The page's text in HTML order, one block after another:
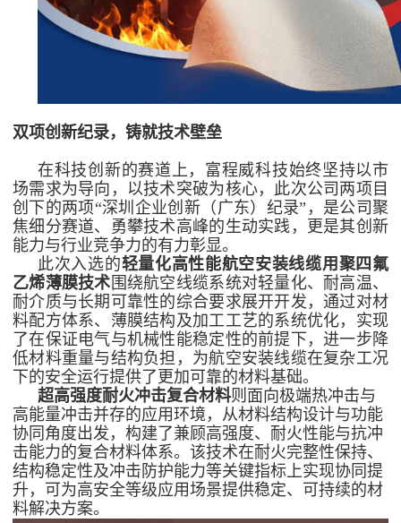
双项创新纪录，铸就技术壁垒
在科技创新的赛道上，富程威科技始终坚持以市
场需求为导向，以技术突破为核心，此次公司两项目
创下的两项“深圳企业创新（广东）纪录”，是公司聚
焦细分赛道、勇攀技术高峰的生动实践，更是其创新
能力与行业竞争力的有力彰显。
此次入选的轻量化高性能航空安装线缆用聚四氟
乙烯薄膜技术 围绕航空线缆系统对轻量化、耐高温、
耐介质与长期可靠性的综合要求展开开发，通过对材
料配方体系、薄膜结构及加工工艺的系统优化，实现
了在保证电气与机械性能稳定性的前提下，进一步降
低材料重量与结构负担，为航空安装线缆在复杂工况
下的安全运行提供了更加可靠的材料基础。
超高强度耐火冲击复合材料则面向极端热冲击与
高能量冲击并存的应用环境，从材料结构设计与功能
协同角度出发，构建了兼顾高强度、耐火性能与抗冲
击能力的复合材料体系。该技术在耐火完整性保持、
结构稳定性及冲击防护能力等关键指标上实现协同提
升，可为高安全等级应用场景提供稳定、可持续的材
料解决方案。